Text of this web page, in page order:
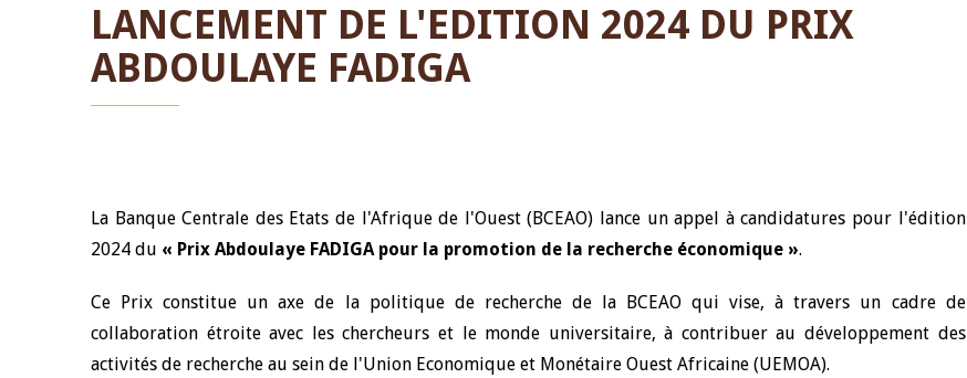
LANCEMENT DE L'EDITION 2024 DU PRIX
ABDOULAYE FADIGA
La Banque Centrale des Etats de l'Afrique de l'Ouest (BCEAO) lance un appel à candidatures pour l'édition
2024 du « Prix Abdoulaye FADIGA pour la promotion de la recherche économique ».
Ce Prix constitue un axe de la politique de recherche de la BCEAO qui vise, à travers un cadre de
collaboration étroite avec les chercheurs et le monde universitaire, à contribuer au développement des
activités de recherche au sein de l'Union Economique et Monétaire Ouest Africaine (UEMOA).